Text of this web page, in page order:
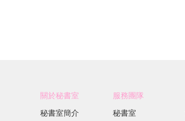
關於秘書室
秘書室簡介
服務團隊
秘書室